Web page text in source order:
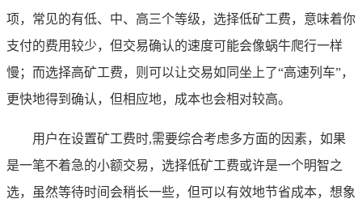
项，常见的有低、中、高三个等级，选择低矿工费，意味着你
支付的费用较少，但交易确认的速度可能会像蜗牛爬行一样
慢；而选择高矿工费，则可以让交易如同坐上了“高速列车”，
更快地得到确认，但相应地，成本也会相对较高。
用户在设置矿工费时,需要综合考虑多方面的因素，如果
是一笔不着急的小额交易，选择低矿工费或许是一个明智之
选，虽然等待时间会稍长一些，但可以有效地节省成本，想象